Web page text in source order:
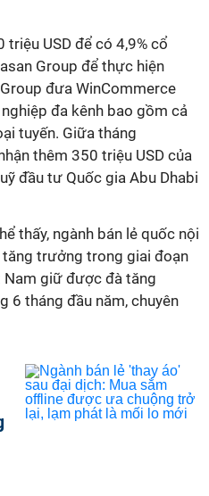
USD để có 4,9% cổ
Group để thực hiện
đưa WinCommerce
đa kênh bao gồm cả
tuyến. Giữa tháng
thêm 350 triệu USD của
đầu tư Quốc gia Abu Dhabi
thấy, ngành bán lẻ quốc nội
trưởng trong giai đoạn
Nam giữ được đà tăng
6 tháng đầu năm, chuyên